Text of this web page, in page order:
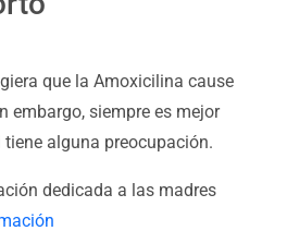
que la Amoxicilina cause
embargo, siempre es mejor
alguna preocupación.
dedicada a las madres